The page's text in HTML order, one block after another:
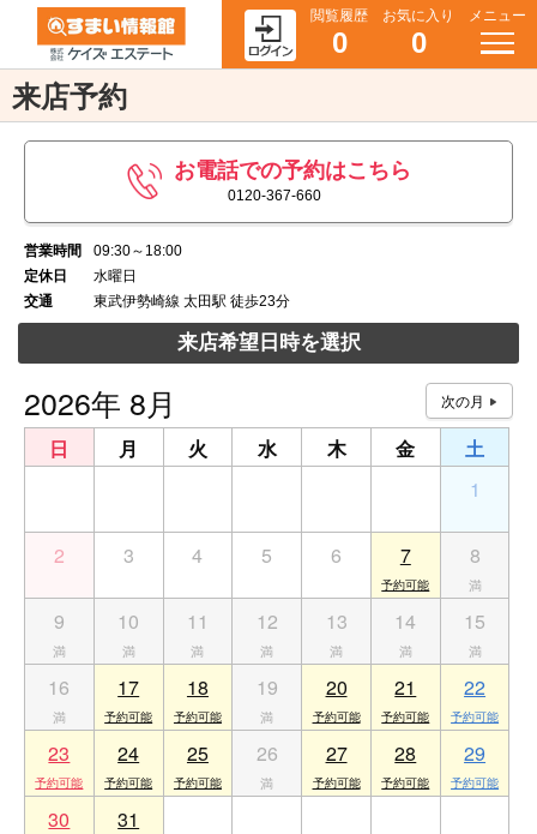
閲覧履歴
0
お気に入り
0
メニュー
来店予約
お電話での予約はこちら
0120-367-660
営業時間
09:30～18:00
定休日
水曜日
交通
東武伊勢崎線 太田駅 徒歩23分
来店希望日時を選択
2026年 8月
日 月 火 水 木 金
土
1
2 3 4 5 6 7 8
9 10 11 12 13 14 15
16 17 18 19 20 21 22
23 24 25 26 27 28 29
30 31